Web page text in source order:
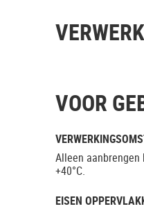
VOOR
Alleen aanbrengen
+40°C.
EISEN